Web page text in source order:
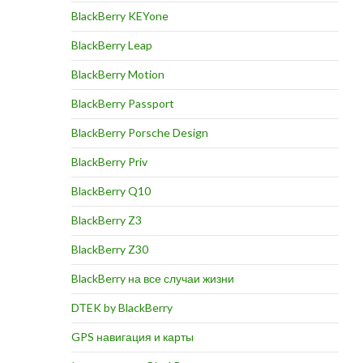
BlackBerry KEYone
BlackBerry Leap
BlackBerry Motion
BlackBerry Passport
BlackBerry Porsche Design
BlackBerry Priv
BlackBerry Q10
BlackBerry Z3
BlackBerry Z30
BlackBerry на все случаи жизни
DTEK by BlackBerry
GPS навигация и карты